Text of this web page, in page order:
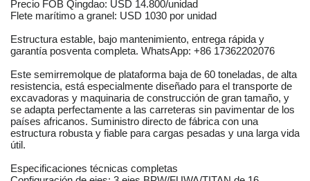
Precio FOB Qingdao: USD 14.800/unidad
Flete marítimo a granel: USD 1030 por unidad
Estructura estable, bajo mantenimiento, entrega rápida y
garantía posventa completa. WhatsApp: +86 17362202076
Este semirremolque de plataforma baja de 60 toneladas, de alta
resistencia, está especialmente diseñado para el transporte de
excavadoras y maquinaria de construcción de gran tamaño, y
se adapta perfectamente a las carreteras sin pavimentar de los
países africanos. Suministro directo de fábrica con una
estructura robusta y fiable para cargas pesadas y una larga vida
útil.
Especificaciones técnicas completas